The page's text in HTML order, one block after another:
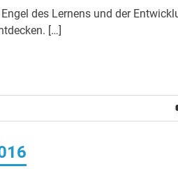
des Lernens und der
[…]